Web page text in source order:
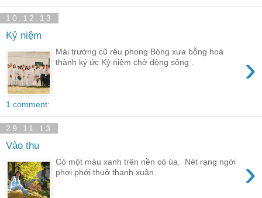
10.12.13
Kỷ niệm
›
Mái trường cũ rêu phong Bóng xưa bỗng hoá
thành ký ức Kỷ niệm chở dòng sông .
1 comment:
29.11.13
Vào thu
›
Có một màu xanh trên nền cỏ úa. Nét rạng ngời
phơi phới thuở thanh xuân.